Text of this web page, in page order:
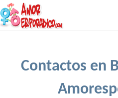
Contactos en